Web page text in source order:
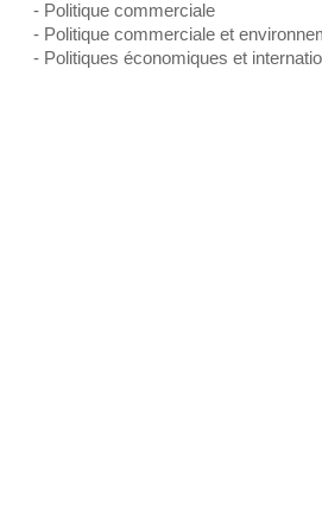
- Politique commerciale
- Politique commerciale et
- Politiques économiques et